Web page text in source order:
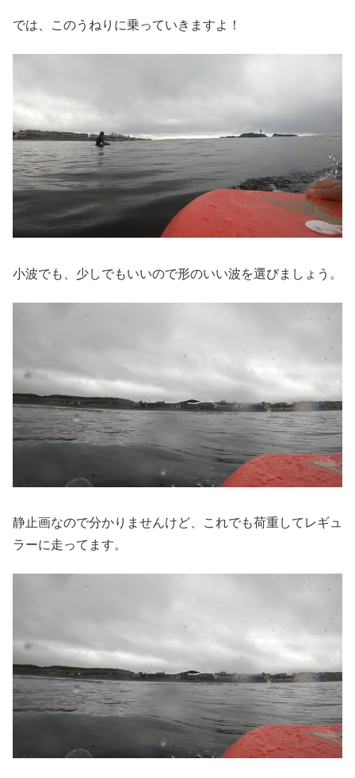
では、このうねりに乗っていきますよ！
小波でも、少しでもいいので形のいい波を選びましょう。
静止画なので分かりませんけど、これでも荷重してレギュ
ラーに走ってます。